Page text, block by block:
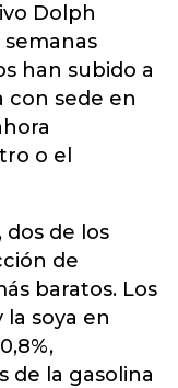
Dolph
han subido a
con sede en
o el
de los
de
baratos. Los
soya en
de la gasolina